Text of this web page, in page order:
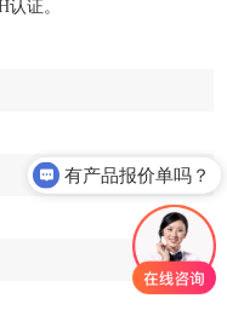
证。
有产品报价单吗？